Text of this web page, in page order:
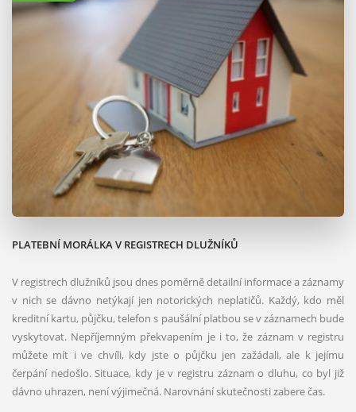
PLATEBNÍ MORÁLKA V REGISTRECH DLUŽNÍKŮ
V registrech dlužníků jsou dnes poměrně detailní informace a záznamy
v nich se dávno netýkají jen notorických neplatičů. Každý, kdo měl
kreditní kartu, půjčku, telefon s paušální platbou se v záznamech bude
vyskytovat. Nepříjemným překvapením je i to, že záznam v registru
můžete mít i ve chvíli, kdy jste o půjčku jen zažádali, ale k jejímu
čerpání nedošlo. Situace, kdy je v registru záznam o dluhu, co byl již
dávno uhrazen, není výjimečná. Narovnání skutečnosti zabere čas.